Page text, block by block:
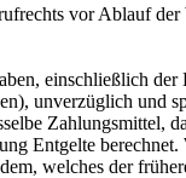
vor Ablauf der
einschließlich
unverzüglich und
Zahlungsmittel,
Entgelte
welches der